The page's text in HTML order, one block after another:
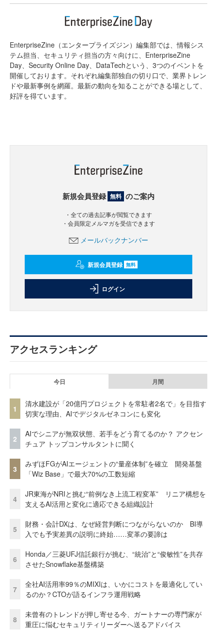
EnterpriseZine（エンタープライズジン）編集部では、情報シス
テム担当、セキュリティ担当の方々向けに、EnterpriseZine
Day、Security Online Day、DataTechという、3つのイベントを
開催しております。それぞれ編集部独自の切り口で、業界トレン
ドや最新事例を網羅。最新の動向を知ることができる場として、
好評を得ています。
新規会員登録 無料 のご案内
・全ての過去記事が閲覧できます
・会員限定メルマガを受信できます
メールバックナンバー
新規会員登録 無料
ログイン
アクセスランキング
今日 月間
1
清水建設が「20億円プロジェクトを常駐者2名で」を目指す
切実な理由、AIでデジタルゼネコンにも変化
2
AIでシニアが無双状態、若手をどう育てるのか？ アクセン
チュア トップコンサルタントに聞く
3
みずほFGがAIエージェントの“量産体制”を確立 開発基盤
「Wiz Base」で最大70%の工数短縮
4
JR東海がNRIと挑む“前例なき上流工程変革” リニア構想を
支えるAI活用と変化に適応できる組織設計
5
財務・会計DXは、なぜ経営判断につながらないのか BI導
入でも予実差異の説明に終始……変革の要諦は
6
Honda／三菱UFJ信託銀行が挑む、“統治”と“俊敏性”を共存
させたSnowflake基盤構築
7
全社AI活用率99％のMIXIは、いかにコストを最適化してい
るのか？CTOが語るインフラ運用戦略
8
未曾有のトレンドが押し寄せる今、ガートナーの専門家が
重圧に悩むセキュリティリーダーへ送るアドバイス